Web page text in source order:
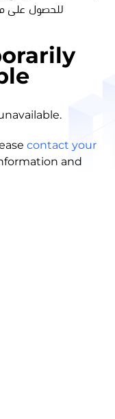
للحصول على
contact your
and